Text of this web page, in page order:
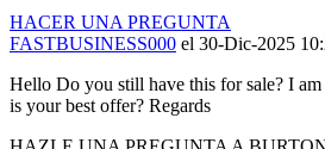
FASTBUSINESS000 el 30-Dic-2025
Hello Do you still have this for sale? I am
is your best offer? Regards
HAZLE UNA PREGUNTA A
romeo 1,300cc normale engine and 4-